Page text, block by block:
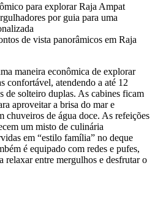
para explorar Raja Ampat
por guia para uma
de vista panorâmicos em Raja
maneira econômica de explorar
confortável, atendendo a até 12
de solteiro duplas. As cabines ficam
aproveitar a brisa do mar e
chuveiros de água doce. As refeições
um misto de culinária
em “estilo família” no deque
é equipado com redes e pufes,
relaxar entre mergulhos e desfrutar o